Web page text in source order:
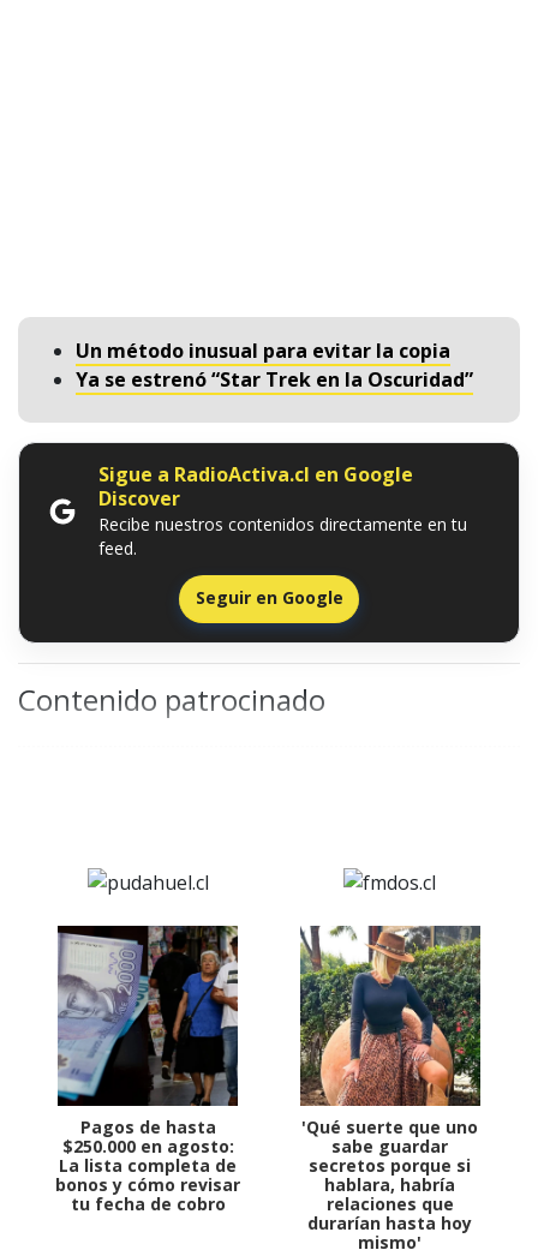
Un método inusual para evitar la copia
Ya se estrenó “Star Trek en la Oscuridad”
Sigue a RadioActiva.cl en Google
Discover
Recibe nuestros contenidos directamente en tu
feed.
Seguir en Google
Contenido patrocinado
Pagos de hasta
$250.000 en agosto:
La lista completa de
bonos y cómo revisar
tu fecha de cobro
'Qué suerte que uno
sabe guardar
secretos porque si
hablara, habría
relaciones que
durarían hasta hoy
mismo'